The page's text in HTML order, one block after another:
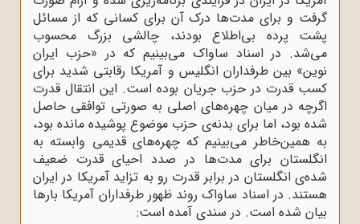
گرفت و برای مدت‌ها درک آن برای کسانی که از مسائل
پشت پرده بی‌اطلاع بودند، چالشی بزرگ محسوب
می‌شد. در اسناد ساواک می‌بینیم که در «حزب ایران
نوین» بین طرفداران انگلیس و آمریکا رقابتی شدید برای
کسب قدرت در حزب جریان بوده است. این انتقال قدرت
اگرچه در میان چهره‌های اصلی به صورتی توافقی حاصل
شده بود، اما برای بدنه‌ی حزب موضوع پوشیده مانده بود،
به همین‌خاطر می‌بینیم که چهره‌های قدیمی وابسته به
انگلستان برای مدت‌ها در صدد احیای قدرت ضعیف
شده‌ی انگلستان در برابر قدرت رو به تزاید آمریکا در ایران
هستند. در اسناد ساواک روند ظهور طرفداران آمریکا بارها
بیان شده است. در سندی آمده است: